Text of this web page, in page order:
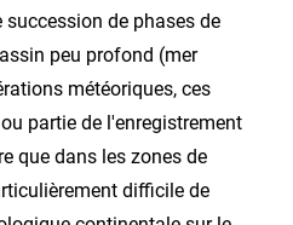
de phases de
peu profond (mer
météoriques, ces
partie de l'enregistrement
que dans les zones de
difficile de